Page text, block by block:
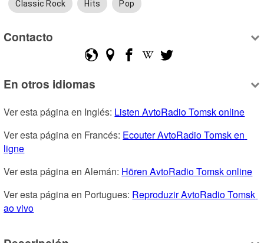
Classic Rock Hits Pop
Contacto
En otros idiomas
Ver esta página en Inglés: Listen AvtoRadio Tomsk online
Ver esta página en Francés: Ecouter AvtoRadio Tomsk en
ligne
Ver esta página en Alemán: Hören AvtoRadio Tomsk online
Ver esta página en Portugues: Reproduzir AvtoRadio Tomsk
ao vivo